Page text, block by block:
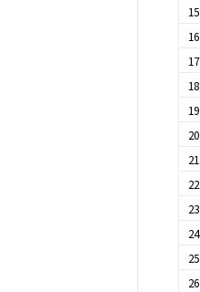
15
16
17
18
19
20
21
22
23
24
25
26